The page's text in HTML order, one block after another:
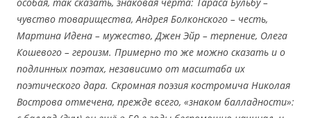
чувство товарищества, Андрея Болконского – честь,
Мартина Идена – мужество, Джен Эйр – терпение, Олега
Кошевого – героизм. Примерно то же можно сказать и о
подлинных поэтах, независимо от масштаба их
поэтического дара. Скромная поэзия костромича Николая
Вострова отмечена, прежде всего, «знаком балладности»: